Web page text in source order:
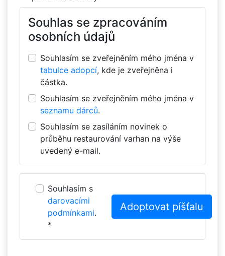
Souhlas se zpracováním
osobních údajů
Souhlasím se zveřejněním mého jména v
tabulce adopcí, kde je zveřejněna i
částka.
Souhlasím se zveřejněním mého jména v
seznamu dárců.
Souhlasím se zasíláním novinek o
průběhu restaurování varhan na výše
uvedený e-mail.
Souhlasím s
darovacími
podmínkami.
*